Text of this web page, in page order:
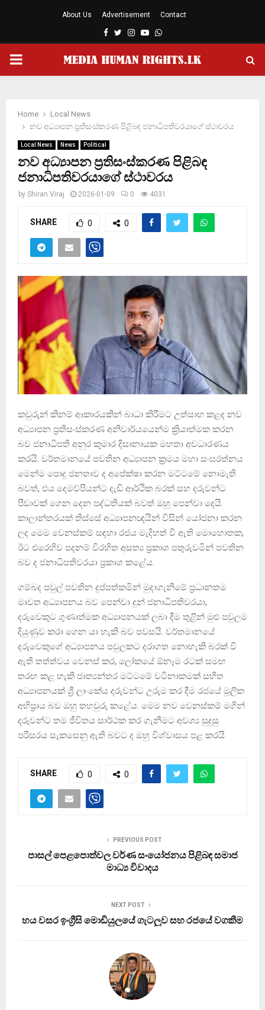
About Us Advertisement Contact
Facebook
TwitterInstagram
YoutubeWhatsapp
PRIMARY
Home
Local News
නව අධ්‍යාපන ප්‍රතිසංස්කරණ පිළිබඳ ජනාධිපතිවරයාගේ ස්ථාවරය
Local News News Political
නව අධ්‍යාපන ප්‍රතිසංස්කරණ පිළිබඳ
ජනාධිපතිවරයාගේ ස්ථාවරය
by Shiran Viraj 2026-01-09 0 4031
SHARE 0 0
කවුරුන් කිනම් ආකාරයකින් බාධා කිරීමට උත්සාහ කළද නව
අධ්‍යාපන ප්‍රතිසංස්කරණ අනිවාර්යයෙන්ම ක්‍රියාත්මක කරන
බව ජනාධිපති අනුර කුමාර දිසානායක මහතා අවධාරණය
කරයි. වර්තමානයේ පවතින අධ්‍යාපන ක්‍රමය මහා සංඝරත්නය
මෙන්ම පොදු ජනතාව ද අපේක්ෂා කරන මට්ටමේ නොමැති
බවත්, එය දෙමව්පියන්ට දැඩි ආර්ථික බරක් සහ දරුවන්ට
පීඩාවක් ගෙන දෙන පද්ධතියක් බවත් ඔහු පෙන්වා දෙයි.
කාලාන්තරයක් තිස්සේ අධ්‍යාපනඥයින් විසින් යෝජනා කරන
ලද මෙම වෙනස්කම් සඳහා රජය මැදිහත් වී ඇති මොහොතක,
ඊට එරෙහිව පදනම් විරහිත අසත්‍ය ප්‍රකාශ පතුරුවමින් පවතින
බව ද ජනාධිපතිවරයා ප්‍රකාශ කළේය.
ගම්බද පවුල් පවතින දුප්පත්කමින් මුදාගැනීමේ ප්‍රධානතම
මාවත අධ්‍යාපනය බව පෙන්වා දුන් ජනාධිපතිවරයා,
දරුවෙකුට ගුණාත්මක අධ්‍යාපනයක් ලබා දීම තුළින් මුළු පවුලම
දියුණුව කරා ගෙන යා හැකි බව පවසයි. වර්තමානයේ
දරුවෙකුගේ අධ්‍යාපනය පවුලකට දරාගත නොහැකි බරක් වී
ඇති තත්ත්වය වෙනස් කර, ලෝකයේ ඕනෑම රටක් සමඟ
තරඟ කළ හැකි ජාත්‍යන්තර මට්ටමේ වටිනාකමක් සහිත
අධ්‍යාපනයක් ශ්‍රී ලාංකේය දරුවන්ට උරුම කර දීම රජයේ මූලික
අභිප්‍රාය බව ඔහු තහවුරු කළේය. මෙම නව වෙනස්කම් මගින්
දරුවන්ට තම ජීවිතය සාර්ථක කර ගැනීමට අවශ්‍ය සුදුසු
පරිසරය සැකසෙනු ඇති බවට ද ඔහු විශ්වාසය පළ කරයි.
SHARE 0 0
PREVIOUS POST
පාසල් පෙළපොත්වල වර්ණ සංයෝජනය පිළිබඳ සමාජ
මාධ්‍ය විවාදය
NEXT POST
හය වසර ඉංග්‍රීසි මොඩියුලයේ ගැටලුව සහ රජයේ වගකීම